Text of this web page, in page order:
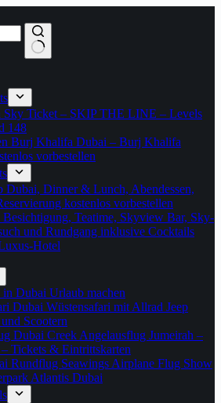
Ticket – SKIP THE LINE – Levels
148
Burj Khalifa Dubai – Burj Khalifa
vorbestellen
Dubai, Dinner & Lunch, Abendessen,
kostenlos vorbestellen
Teatime, Skyview Bar, Sky-
und Rundgang inklusive Cocktails
Hotel
Dubai Urlaub machen
Dubai Wüstensafari mit Allrad Jeep
Scootern
Dubai Creek Angelausflug Jumeirah –
Tickets & Eintrittskarten
Rundflug Seawings Airplane Flug Show
Atlantis Dubai